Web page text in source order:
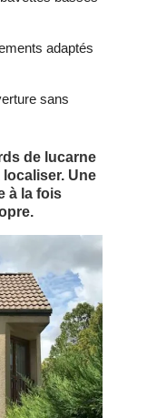
adaptés
sans
de lucarne
Une
à la fois